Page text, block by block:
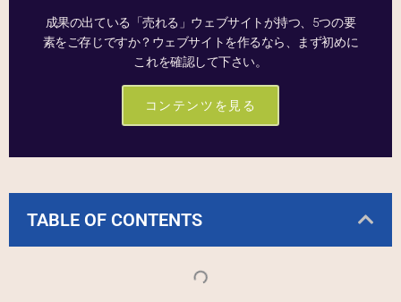
成果の出ている「売れる」ウェブサイトが持つ、5つの要
素をご存じですか？ウェブサイトを作るなら、まず初めに
これを確認して下さい。
コンテンツを見る
TABLE OF CONTENTS